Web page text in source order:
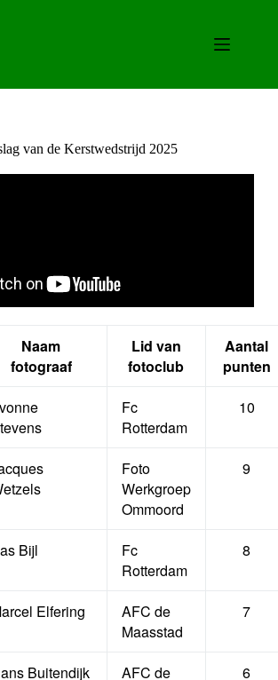
van de Kerstwedstrijd 2025
Naam
fotograaf
Lid van
fotoclub
Aantal
punten
Fc
Rotterdam
10
Foto
Werkgroep
Ommoord
9
Bijl
Fc
Rotterdam
8
Elfering
AFC de
Maasstad
7
Buitendijk
AFC de
6